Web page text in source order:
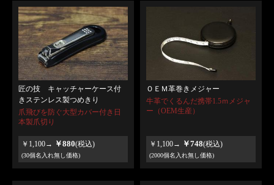
匠の技 キャッチャーケース付
きステンレス製つめきり
爪飛びを防ぐ大型カバー付き日
本製爪切り
￥1,100→ ￥880(税込)
(30個名入れ無し価格)
ＯＥＭ革巻きメジャー
牛革でくるんだ携帯1.5ｍメジャ
ー（OEM生産）
￥1,100→ ￥748(税込)
(2000個名入れ無し価格)